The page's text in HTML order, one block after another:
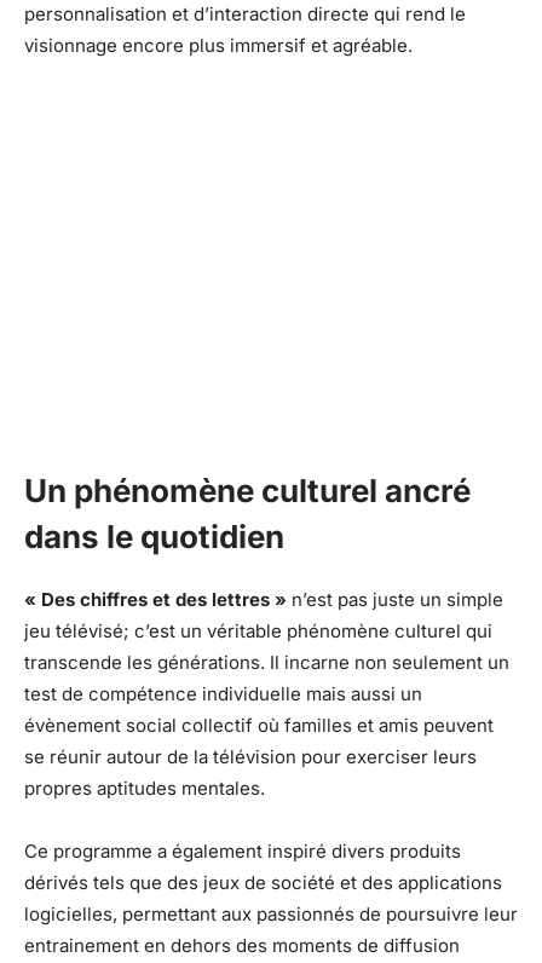
personnalisation et d’interaction directe qui rend le
visionnage encore plus immersif et agréable.
Un phénomène culturel ancré
dans le quotidien
« Des chiffres et des lettres » n’est pas juste un simple
jeu télévisé; c’est un véritable phénomène culturel qui
transcende les générations. Il incarne non seulement un
test de compétence individuelle mais aussi un
évènement social collectif où familles et amis peuvent
se réunir autour de la télévision pour exerciser leurs
propres aptitudes mentales.
Ce programme a également inspiré divers produits
dérivés tels que des jeux de société et des applications
logicielles, permettant aux passionnés de poursuivre leur
entrainement en dehors des moments de diffusion